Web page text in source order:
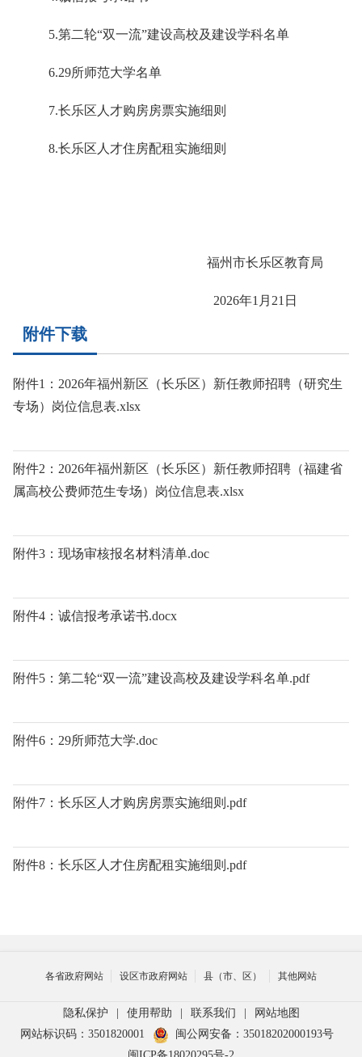
5.第二轮“双一流”建设高校及建设学科名单
6.29所师范大学名单
7.长乐区人才购房房票实施细则
8.长乐区人才住房配租实施细则
福州市长乐区教育局
2026年1月21日
附件下载
附件1：2026年福州新区（长乐区）新任教师招聘（研究生
专场）岗位信息表.xlsx
附件2：2026年福州新区（长乐区）新任教师招聘（福建省
属高校公费师范生专场）岗位信息表.xlsx
附件3：现场审核报名材料清单.doc
附件4：诚信报考承诺书.docx
附件5：第二轮“双一流”建设高校及建设学科名单.pdf
附件6：29所师范大学.doc
附件7：长乐区人才购房房票实施细则.pdf
附件8：长乐区人才住房配租实施细则.pdf
各省政府网站 设区市政府网站 县（市、区） 其他网站
隐私保护 使用帮助 联系我们
网站地图
网站标识码：3501820001
闽公网安备：35018202000193号